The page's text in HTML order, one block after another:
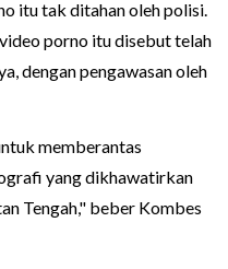
itu tak ditahan oleh polisi.
porno itu disebut telah
dengan pengawasan oleh
memberantas
yang dikhawatirkan
Tengah," beber Kombes